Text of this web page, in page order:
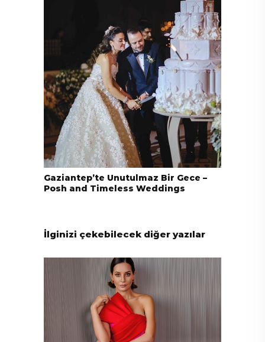
Gaziantep’te Unutulmaz Bir Gece –
Posh and Timeless Weddings
İlginizi çekebilecek diğer yazılar